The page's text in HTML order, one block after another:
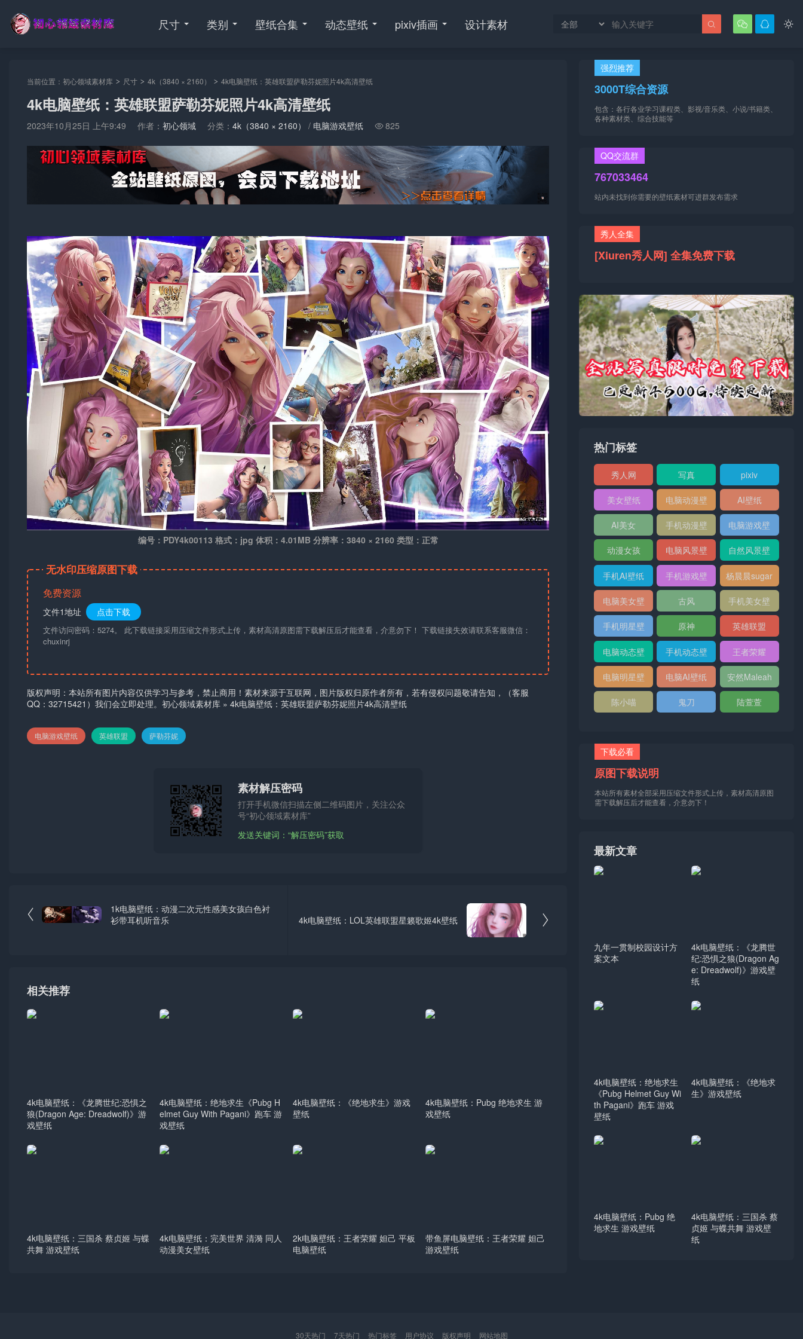
尺寸 类别 壁纸合集 动态壁纸 pixiv插画 设计素材 
 

当前位置： 初心领域素材库 > 尺寸 > 4k（3840 × 2160） > 4k电脑壁纸：英雄联盟萨勒芬妮照片4k高清壁纸
4k电脑壁纸：英雄联盟萨勒芬妮照片4k高清壁纸
2023年10月25日 上午9:49 作者： 初心领域 分类： 4k（3840 × 2160） / 电脑游戏壁纸  825
编号：PDY4k00113 格式：jpg 体积：4.01MB 分辨率：3840 × 2160 类型：正常
无水印压缩原图下载
免费资源
文件1地址 点击下载
文件访问密码：5274。 此下载链接采用压缩文件形式上传，素材高清原图需下载解压后才能查看，介意勿下！ 下载链接失效请联系客服微信：
chuxinrj
版权声明：本站所有图片内容仅供学习与参考，禁止商用！素材来源于互联网，图片版权归原作者所有，若有侵权问题敬请告知，（客服
QQ：32715421）我们会立即处理。 初心领域素材库 » 4k电脑壁纸：英雄联盟萨勒芬妮照片4k高清壁纸
电脑游戏壁纸 英雄联盟 萨勒芬妮
素材解压密码
打开手机微信扫描左侧二维码图片，关注公众
号“初心领域素材库”
发送关键词：“解压密码”获取

1k电脑壁纸：动漫二次元性感美女孩白色衬
衫带耳机听音乐

4k电脑壁纸：LOL英雄联盟星籁歌姬4k壁纸
相关推荐
4k电脑壁纸：《龙腾世纪:恐惧之
狼(Dragon Age: Dreadwolf)》游
戏壁纸
4k电脑壁纸：绝地求生《Pubg H
elmet Guy With Pagani》跑车 游
戏壁纸
4k电脑壁纸：《绝地求生》游戏
壁纸
4k电脑壁纸：Pubg 绝地求生 游
戏壁纸
4k电脑壁纸：三国杀 蔡贞姬 与蝶
共舞 游戏壁纸
4k电脑壁纸：完美世界 清漪 同人
动漫美女壁纸
2k电脑壁纸：王者荣耀 妲己 平板
电脑壁纸
带鱼屏电脑壁纸：王者荣耀 妲己
游戏壁纸
强烈推荐
3000T综合资源
包含：各行各业学习课程类、影视/音乐类、小说/书籍类、
各种素材类、综合技能等
QQ交流群
767033464
站内未找到你需要的壁纸素材可进群发布需求
秀人全集
[Xiuren秀人网] 全集免费下载
热门标签
秀人网
XIUREN
写真 pixiv
美女壁纸
电脑动漫壁
纸
AI壁纸
AI美女
手机动漫壁
纸
电脑游戏壁
纸
动漫女孩
电脑风景壁
纸
自然风景壁
纸
手机AI壁纸
手机游戏壁
纸
杨晨晨sugar
电脑美女壁
纸
古风
手机美女壁
纸
手机明星壁
纸
原神 英雄联盟
电脑动态壁
纸
手机动态壁
纸
王者荣耀
电脑明星壁
纸
电脑AI壁纸 安然Maleah
陈小喵 鬼刀 陆萱萱
下载必看
原图下载说明
本站所有素材全部采用压缩文件形式上传，素材高清原图
需下载解压后才能查看，介意勿下！
最新文章
九年一贯制校园设计方
案文本
4k电脑壁纸：《龙腾世
纪:恐惧之狼(Dragon Ag
e: Dreadwolf)》游戏壁
纸
4k电脑壁纸：绝地求生
《Pubg Helmet Guy Wi
th Pagani》跑车 游戏
壁纸
4k电脑壁纸：《绝地求
生》游戏壁纸
4k电脑壁纸：Pubg 绝
地求生 游戏壁纸
4k电脑壁纸：三国杀 蔡
贞姬 与蝶共舞 游戏壁
纸
30天热门 7天热门 热门标签 用户协议 版权声明 网站地图